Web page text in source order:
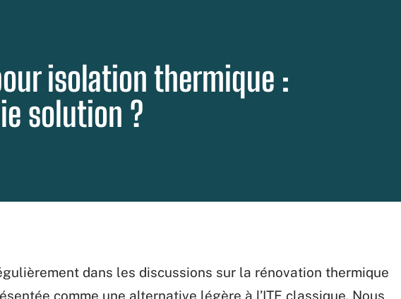
isolation thermique :
solution ?
dans les discussions sur la rénovation thermique
comme une alternative légère à l’ITE classique. Nous